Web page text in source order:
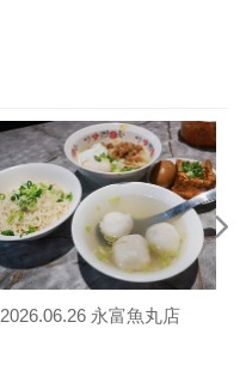
2026.06.26 永富魚丸店